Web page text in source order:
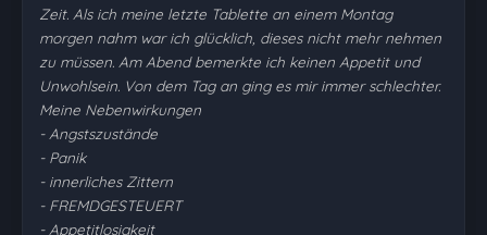
Zeit. Als ich meine letzte Tablette an einem Montag
morgen nahm war ich glücklich, dieses nicht mehr nehmen
zu müssen. Am Abend bemerkte ich keinen Appetit und
Unwohlsein. Von dem Tag an ging es mir immer schlechter.
Meine Nebenwirkungen
- Angstszustände
- Panik
- innerliches Zittern
- FREMDGESTEUERT
- Appetitlosigkeit